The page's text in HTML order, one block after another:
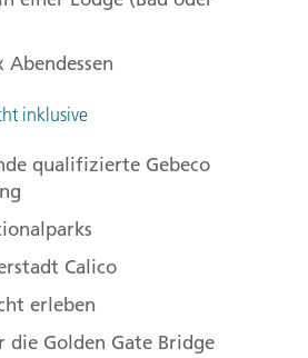
Abendessen
inklusive
qualifizierte Gebeco
Calico
erleben
die Golden Gate Bridge